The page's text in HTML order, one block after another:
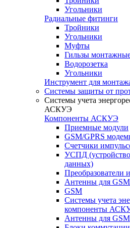
Угольники
Радиальные фитинги
Тройники
Угольники
Муфты
Гильзы
Водорозетка
Угольники
Инструмент для
Системы защиты от
Системы учета
АСКУЭ
Компоненты АСКУЭ
Приемные модули
GSM/GPRS
Счетчики
УСПД (устройство
данных)
Преобразователи
Антенны для
GSM
Системы учета
компоненты
Антенны для GSM